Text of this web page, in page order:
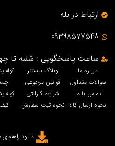
ارتباط در بله
09398577548
ساعت پاسخگویی : شنبه تا چهارشنبه
درباره ما
سوالات متداول
تماس با ما
نحوه ارسال کالا
وبلاگ بیستتر
قوانین مرجوعی
شرایط گارانتی
نحوه ثبت سفارش
کوله
کوله
دانلود